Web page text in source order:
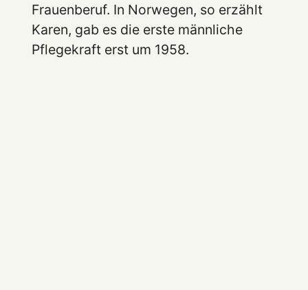
Frauenberuf. In Norwegen, so erzählt
Karen, gab es die erste männliche
Pflegekraft erst um 1958.